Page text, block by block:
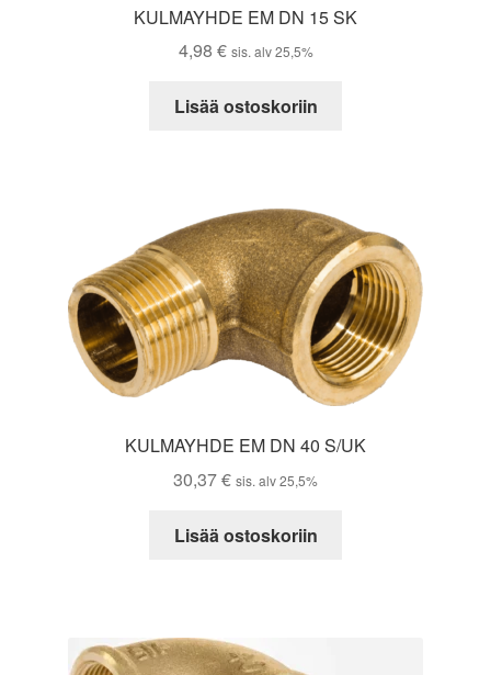
KULMAYHDE EM DN 15 SK
4,98 € sis. alv 25,5%
Lisää ostoskoriin
KULMAYHDE EM DN 40 S/UK
30,37€ sis. alv 25,5%
Lisää ostoskoriin